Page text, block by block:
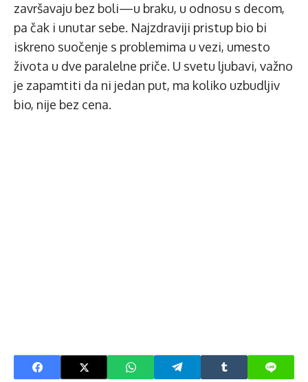
završavaju bez boli—u braku, u odnosu s decom,
pa čak i unutar sebe. Najzdraviji pristup bio bi
iskreno suočenje s problemima u vezi, umesto
života u dve paralelne priče. U svetu ljubavi, važno
je zapamtiti da ni jedan put, ma koliko uzbudljiv
bio, nije bez cena.